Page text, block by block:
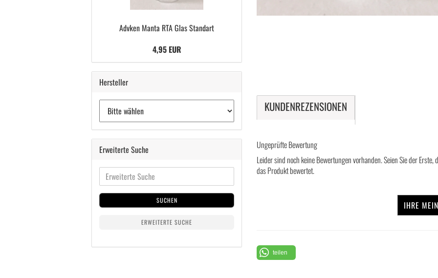
KUNDENREZENSIONEN
Ungeprüfte Bewertung
Leider sind noch keine Bewertungen vorhanden. Seien Sie der Erste,
das Produkt bewertet.
IHRE
teilen
Advken Manta RTA Glas Standart
4,95 EUR
Hersteller
Erweiterte Suche
SUCHEN
ERWEITERTE SUCHE